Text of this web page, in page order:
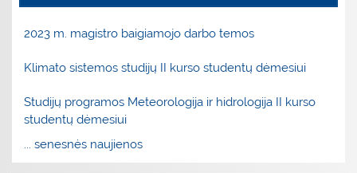
2023 m. magistro baigiamojo darbo temos
Klimato sistemos studijų II kurso studentų dėmesiui
Studijų programos Meteorologija ir hidrologija II kurso
studentų dėmesiui
... senesnės naujienos